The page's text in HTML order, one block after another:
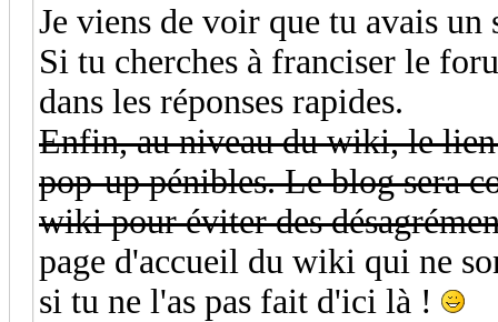
Je viens de voir que tu avais un
Si tu cherches à franciser le
dans les réponses rapides.
Enfin, au niveau du wiki, le
pop-up pénibles. Le blog sera
wiki pour éviter des
page d'accueil du wiki qui ne
si tu ne l'as pas fait d'ici là !